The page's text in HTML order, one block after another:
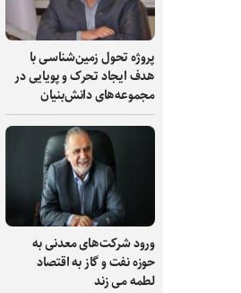
پروژه تحول زمین‌شناسی با
هدف ایجاد تحرک و پویایی در
مجموعه‌های دانش‌بنیان
ورود شرکت‌های معدنی به
حوزه نفت و گاز به اقتصاد
لطمه می زند